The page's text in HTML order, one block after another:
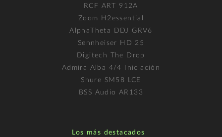
RCF ART 912A
Zoom H2essential
AlphaTheta DDJ GRV6
Sennheiser HD 25
Digitech The Drop
Admira Alba 4/4 Iniciación
Shure SM58 LCE
BSS Audio AR133
Los más destacados